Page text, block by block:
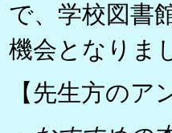
で、学校図書
機会となりま
【先生方の